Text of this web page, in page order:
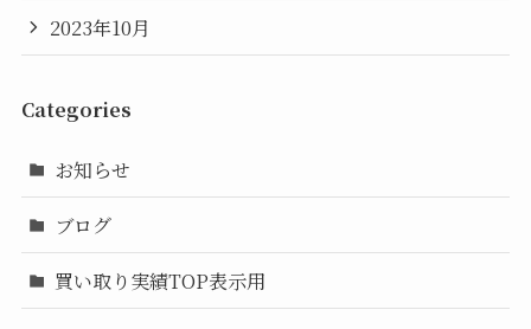
2023年10月
Categories
お知らせ
ブログ
買い取り実績TOP表示用